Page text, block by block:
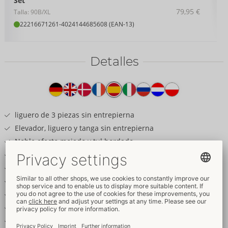
Talla: 90B/XL
22216671261-4024144685608 (EAN-13)
79,95 €
Detalles
producto
liguero de 3 piezas sin entrepierna
Elevador, liguero y tanga sin entrepierna
Noble efecto mojado y tul bordado
Decorado con lentejuelas brillantes
Colgante joya corazón en la parte delantera
Copas ligeramente forradas
Seductoramente sin busto
Tirantes ajustables